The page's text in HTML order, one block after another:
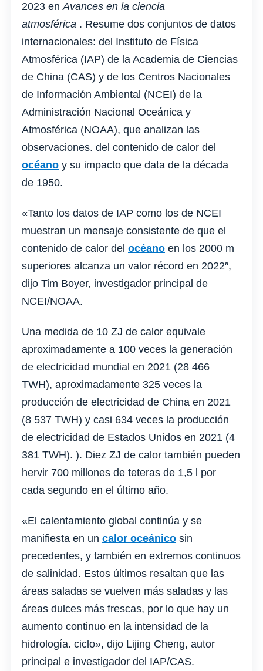
2023 enAvances en la ciencia
atmosférica . Resume dos conjuntos de datos
internacionales: del Instituto de Física
Atmosférica (IAP) de la Academia de Ciencias
de China (CAS) y de los Centros Nacionales
de Información Ambiental (NCEI) de la
Administración Nacional Oceánica y
Atmosférica (NOAA), que analizan las
observaciones. del contenido de calor del
océano y su impacto que data de la década
de 1950.
«Tanto los datos de IAP como los de NCEI
muestran un mensaje consistente de que el
contenido de calor del océano en los 2000 m
superiores alcanza un valor récord en 2022″,
dijo Tim Boyer, investigador principal de
NCEI/NOAA.
Una medida de 10 ZJ de calor equivale
aproximadamente a 100 veces la generación
de electricidad mundial en 2021 (28 466
TWH), aproximadamente 325 veces la
producción de electricidad de China en 2021
(8 537 TWH) y casi 634 veces la producción
de electricidad de Estados Unidos en 2021 (4
381 TWH). ). Diez ZJ de calor también pueden
hervir 700 millones de teteras de 1,5 l por
cada segundo en el último año.
«El calentamiento global continúa y se
manifiesta en un calor oceánico sin
precedentes, y también en extremos continuos
de salinidad. Estos últimos resaltan que las
áreas saladas se vuelven más saladas y las
áreas dulces más frescas, por lo que hay un
aumento continuo en la intensidad de la
hidrología. ciclo», dijo Lijing Cheng, autor
principal e investigador del IAP/CAS.